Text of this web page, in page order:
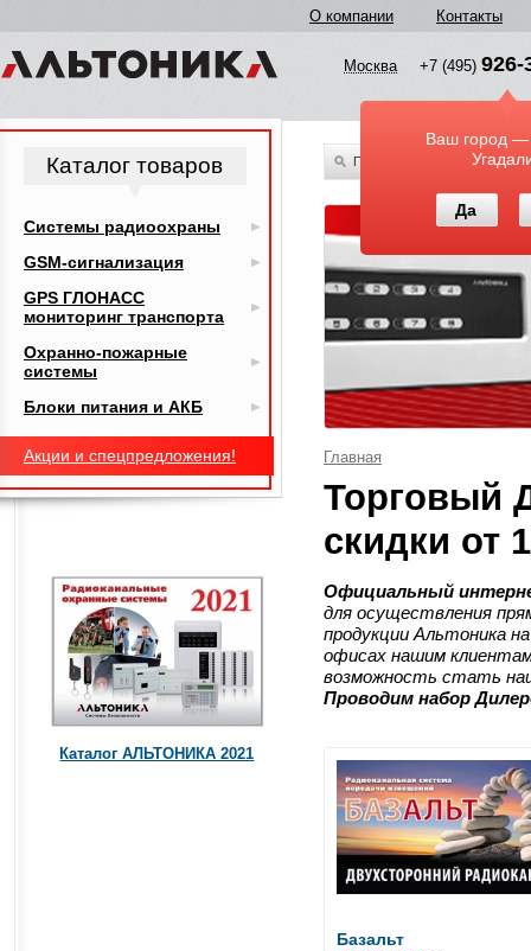
О компании Контакты
Москва +7 (495) 926-
Ваш город —
Да
По всему каталогу
Главная
Торговый
скидки от
Официальный
для осуществления
продукции Альтоника
офисах нашим
возможность стать
Проводим набор
Базальт
Каталог товаров
Системы радиоохраны
GSM-сигнализация
GPS ГЛОНАСС
мониторинг транспорта
Охранно-пожарные
системы
Блоки питания и АКБ
Акции и спецпредложения!
Каталог АЛЬТОНИКА 2021